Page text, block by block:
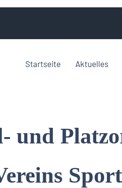
Startseite Aktuelles
und